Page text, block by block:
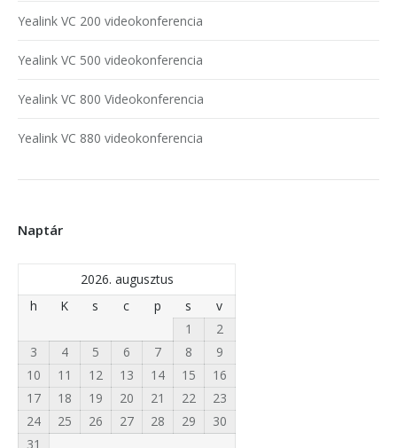
Yealink VC 200 videokonferencia
Yealink VC 500 videokonferencia
Yealink VC 800 Videokonferencia
Yealink VC 880 videokonferencia
Naptár
2026. augusztus
h
K s c p s
v
1
2
3
4 5 6 7 8
9
10
11 12 13 14 15
16
17
18 19 20 21 22
23
24
25 26 27 28 29
30
31